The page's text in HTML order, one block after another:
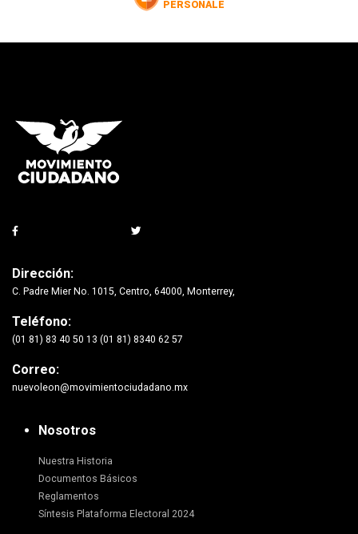
Dirección:
C. Padre Mier No. 1015, Centro, 64000, Monterrey,
Teléfono:
(01 81) 83 40 50 13 (01 81) 8340 62 57
Correo:
nuevoleon@movimientociudadano.mx
Nosotros
Nuestra Historia
Documentos Básicos
Reglamentos
Síntesis Plataforma Electoral 2024